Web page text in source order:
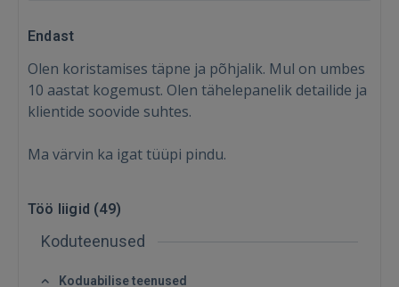
Endast
Olen koristamises täpne ja põhjalik. Mul on umbes
10 aastat kogemust. Olen tähelepanelik detailide ja
klientide soovide suhtes.
Ma värvin ka igat tüüpi pindu.
Töö liigid (49)
Koduteenused
Koduabilise teenused